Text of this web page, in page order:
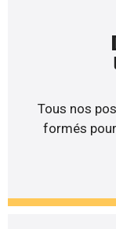
Tous nos
formés